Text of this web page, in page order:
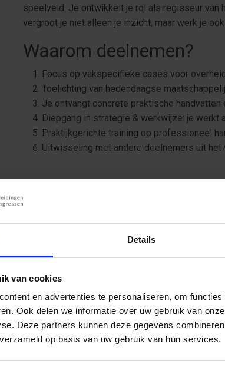
Details
van cookies
en advertenties te personaliseren, om
Ook delen we informatie over uw gebruik van
Deze partners kunnen deze gegevens
op basis van uw gebruik van hun services.
speelveld. Je ontwikkelt je rol als regisseur van
vergroot je niet alleen je inzicht, maar werk je
Waarom deelnemen?
Focus op vakspecifieke cases voor
Toelichting van hedendaagse
Je ontvangt concrete praktische handvatten
Diepgang in strategie & werkwijze: je werkt
Praktijkgerichte training op professioneel
Uitwisseling met andere deelnemers uit het
Persoonlijk
040 - 2 972 780